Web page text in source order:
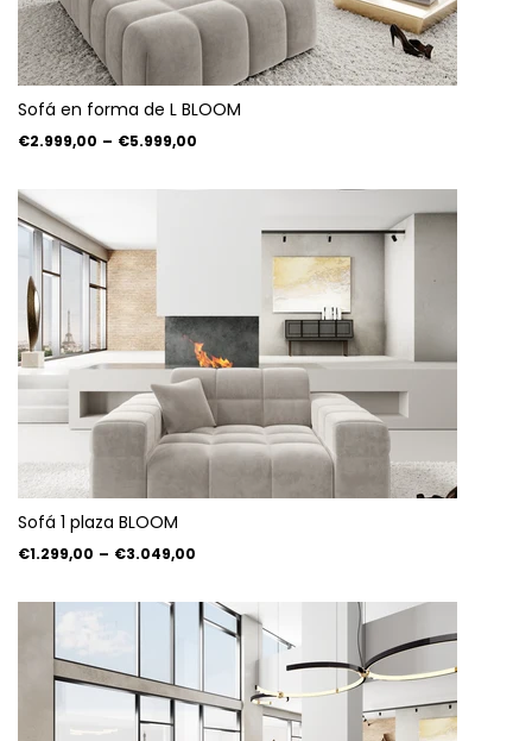
Sofá en forma de L BLOOM
€2.999,00 – €5.999,00
Sofá 1 plaza BLOOM
€1.299,00 – €3.049,00